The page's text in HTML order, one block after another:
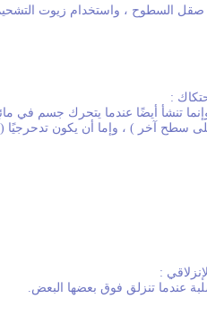
صقل السطوح ، واستخدام زيوت
:
أيضًا عندما يتحرك جسم في مائع
على سطح آخر ) ، وإما أن يكون
:
عندما تنزلق فوق بعضها البعض.